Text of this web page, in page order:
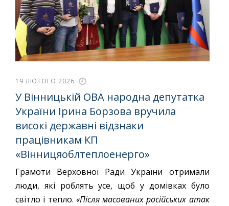
19 ЛЮТОГО 2026
У Вінницькій ОВА народна депутатка
України Ірина Борзова вручила
високі державні відзнаки
працівникам КП
«Вінницяоблтеплоенерго»
Грамоти Верховної Ради України отримали
люди, які роблять усе, щоб у домівках було
світло і тепло. «Після масованих російських атак